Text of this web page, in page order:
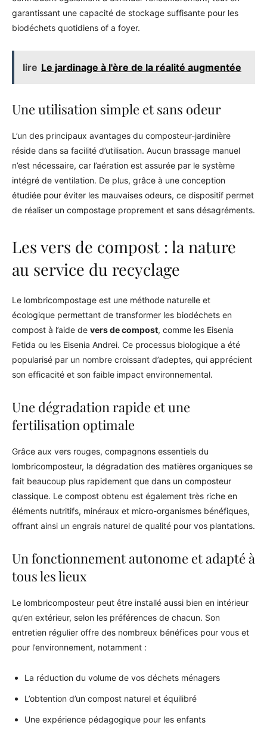
garantissant une capacité de stockage suffisante pour les
biodéchets quotidiens of a foyer.
lire Le jardinage à l'ère de la réalité augmentée
Une utilisation simple et sans odeur
L’un des principaux avantages du composteur-jardinière
réside dans sa facilité d’utilisation. Aucun brassage manuel
n’est nécessaire, car l’aération est assurée par le système
intégré de ventilation. De plus, grâce à une conception
étudiée pour éviter les mauvaises odeurs, ce dispositif permet
de réaliser un compostage proprement et sans désagréments.
Les vers de compost : la nature
au service du recyclage
Le lombricompostage est une méthode naturelle et
écologique permettant de transformer les biodéchets en
compost à l’aide de vers de compost, comme les Eisenia
Fetida ou les Eisenia Andrei. Ce processus biologique a été
popularisé par un nombre croissant d’adeptes, qui apprécient
son efficacité et son faible impact environnemental.
Une dégradation rapide et une
fertilisation optimale
Grâce aux vers rouges, compagnons essentiels du
lombricomposteur, la dégradation des matières organiques se
fait beaucoup plus rapidement que dans un composteur
classique. Le compost obtenu est également très riche en
éléments nutritifs, minéraux et micro-organismes bénéfiques,
offrant ainsi un engrais naturel de qualité pour vos plantations.
Un fonctionnement autonome et adapté à
tous les lieux
Le lombricomposteur peut être installé aussi bien en intérieur
qu’en extérieur, selon les préférences de chacun. Son
entretien régulier offre des nombreux bénéfices pour vous et
pour l’environnement, notamment :
La réduction du volume de vos déchets ménagers
L’obtention d’un compost naturel et équilibré
Une expérience pédagogique pour les enfants